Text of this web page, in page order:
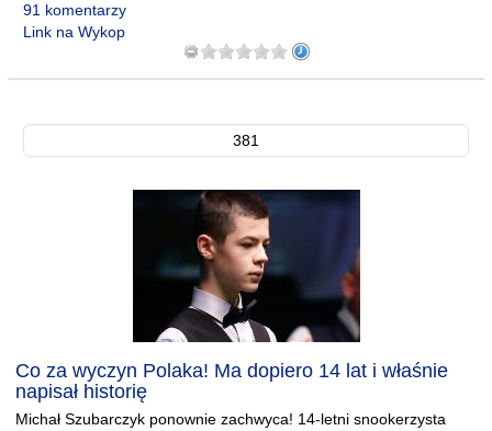
91 komentarzy
Link na Wykop
381
Co za wyczyn Polaka! Ma dopiero 14 lat i właśnie
napisał historię
Michał Szubarczyk ponownie zachwyca! 14-letni snookerzysta